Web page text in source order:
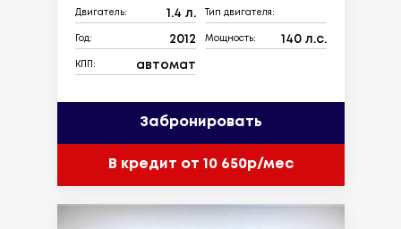
Двигатель: 1.4 л. Тип двигателя:
Год: 2012 Мощность: 140 л.с.
КПП: автомат
Забронировать
В кредит от 10 650р/мес